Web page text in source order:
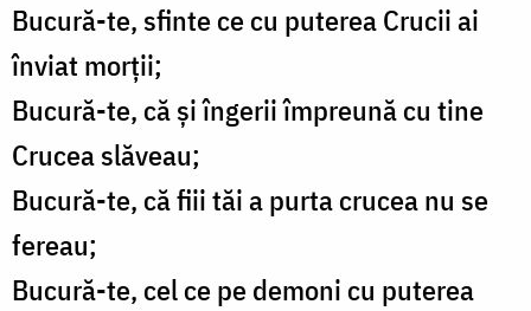
Bucură-te, sfinte ce cu puterea Crucii ai
înviat morții;
Bucură-te, că și îngerii împreună cu tine
Crucea slăveau;
Bucură-te, că fiii tăi a purta crucea nu se
fereau;
Bucură-te, cel ce pe demoni cu puterea